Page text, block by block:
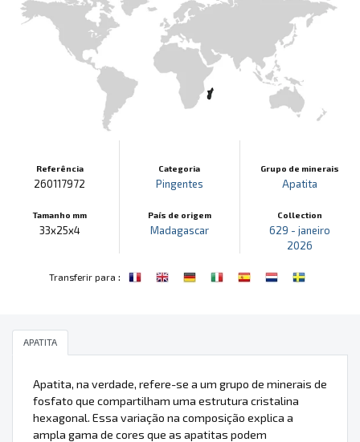
Referência
260117972
Tamanho mm
33x25x4
Categoria
Pingentes
País de origem
Madagascar
Grupo de minerais
Apatita
Collection
629 - janeiro
2026
Transferir para :
APATITA
Apatita, na verdade, refere-se a um grupo de minerais de
fosfato que compartilham uma estrutura cristalina
hexagonal. Essa variação na composição explica a
ampla gama de cores que as apatitas podem